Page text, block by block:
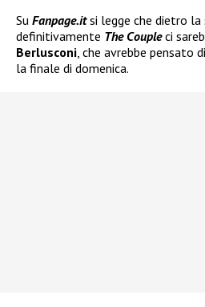
Su Fanpage.itsi legge che dietro la
definitivamente The Coupleci
Berlusconi , che avrebbe pensato
la finale di domenica.